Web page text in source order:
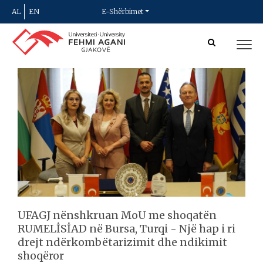
AL EN E-Shërbimet
UFAGJ nënshkruan MoU me shoqatën
RUMELİSİAD në Bursa, Turqi - Një hap i ri
drejt ndërkombëtarizimit dhe ndikimit
shoqëror